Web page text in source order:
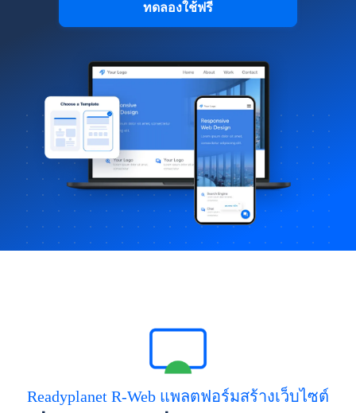
ทดลองใช้ฟรี
Readyplanet R-Web แพลตฟอร์มสร้างเว็บไซต์